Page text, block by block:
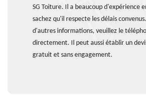
SG Toiture. Il a beaucoup d'expérience
sachez qu'il respecte les délais
d'autres informations, veuillez le
directement. Il peut aussi établir un
gratuit et sans engagement.